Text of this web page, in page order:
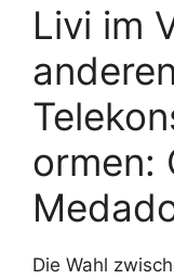
Livi im
anderen
ormen:
Die Wahl